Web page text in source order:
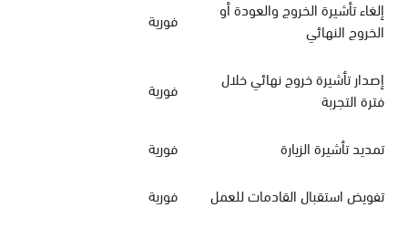
إلغاء تأشيرة الخروج والعودة أو
الخروج النهائي
فورية
إصدار تأشيرة خروج نهائي خلال
فترة التجربة
فورية
تمديد تأشيرة الزيارة
فورية
تفويض استقبال القادمات للعمل
فورية